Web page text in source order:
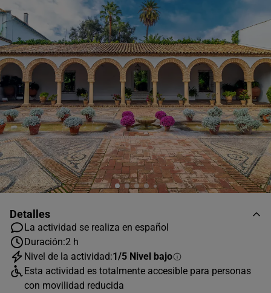
5-10 años +
Bebé
0-5 años - +
AGOSTO 2026
L
M X J
Detalles
La actividad se realiza en español
Duración:2 h
Nivel de la actividad:1/5 Nivel bajo
Esta actividad es totalmente accesible para personas
con movilidad reducida